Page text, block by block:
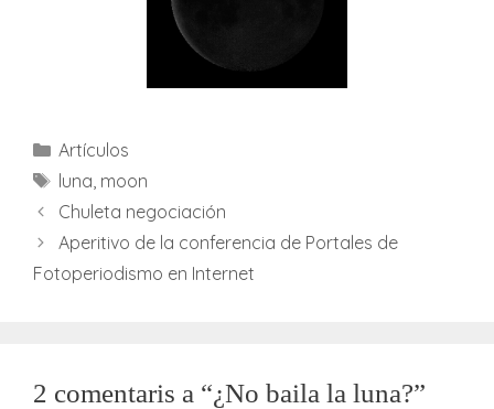
Categories
Artículos
Etiquetes
luna moon
Chuleta negociación
Aperitivo de la conferencia de Portales de
Fotoperiodismo en Internet
2 comentaris a “¿No baila la luna?”